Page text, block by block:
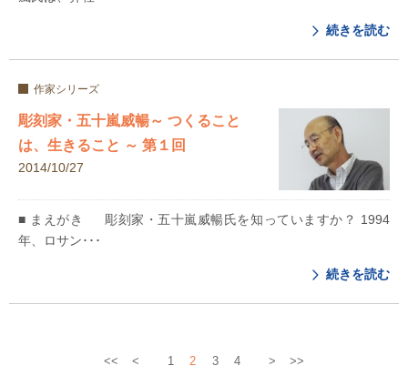
続きを読む
作家シリーズ
彫刻家・五十嵐威暢～ つくること
は、生きること ～ 第１回
2014/10/27
■ まえがき 彫刻家・五十嵐威暢氏を知っていますか？ 1994
年、ロサン･･･
続きを読む
<< < 1 2 3 4 > >>